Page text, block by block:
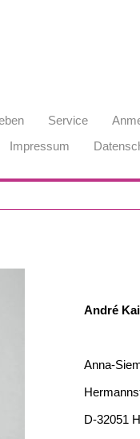
Service
Impressum
André
Anna-
D-32051